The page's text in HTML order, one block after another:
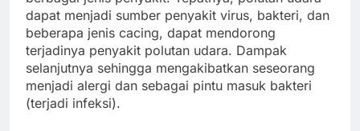
dapat menjadi sumber penyakit virus, bakteri, dan
beberapa jenis cacing, dapat mendorong
terjadinya penyakit polutan udara. Dampak
selanjutnya sehingga mengakibatkan seseorang
menjadi alergi dan sebagai pintu masuk bakteri
(terjadi infeksi).